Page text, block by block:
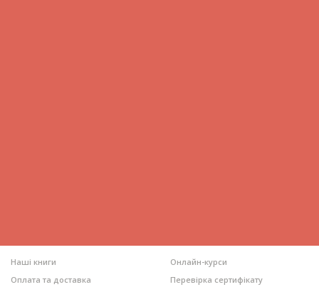
Наші книги
Онлайн-курси
Оплата та доставка
Перевірка сертифікату